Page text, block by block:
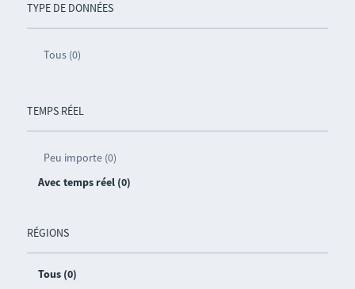
TYPE DE DONNÉES
Tous (0)
TEMPS RÉEL
Peu importe (0)
Avec temps réel (0)
RÉGIONS
Tous (0)